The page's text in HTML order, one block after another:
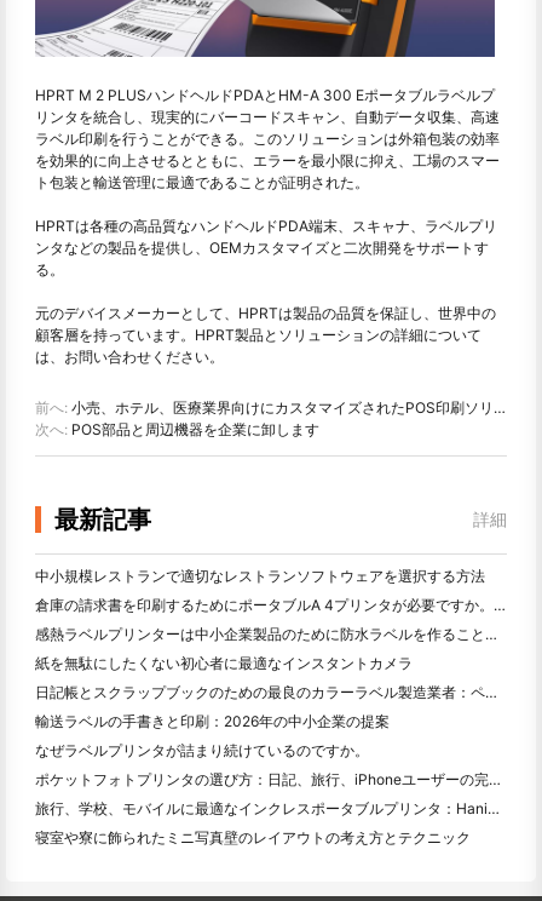
HPRT M 2 PLUSハンドヘルドPDAとHM-A 300 Eポータブルラベルプ
リンタを統合し、現実的にバーコードスキャン、自動データ収集、高速
ラベル印刷を行うことができる。このソリューションは外箱包装の効率
を効果的に向上させるとともに、エラーを最小限に抑え、工場のスマー
ト包装と輸送管理に最適であることが証明された。
HPRTは各種の高品質なハンドヘルドPDA端末、スキャナ、ラベルプリ
ンタなどの製品を提供し、OEMカスタマイズと二次開発をサポートす
る。
元のデバイスメーカーとして、HPRTは製品の品質を保証し、世界中の
顧客層を持っています。HPRT製品とソリューションの詳細について
は、お問い合わせください。
前へ: 小売、ホテル、医療業界向けにカスタマイズされたPOS印刷ソリューション
次へ: POS部品と周辺機器を企業に卸します
最新記事 詳細
中小規模レストランで適切なレストランソフトウェアを選択する方法
倉庫の請求書を印刷するためにポータブルA 4プリンタが必要ですか。何が本当に効果的なのか
感熱ラベルプリンターは中小企業製品のために防水ラベルを作ることができますか？
紙を無駄にしたくない初心者に最適なインスタントカメラ
日記帳とスクラップブックのための最良のカラーラベル製造業者：ページごとにさらに色を追加
輸送ラベルの手書きと印刷：2026年の中小企業の提案
なぜラベルプリンタが詰まり続けているのですか。
ポケットフォトプリンタの選び方：日記、旅行、iPhoneユーザーの完全ガイド
旅行、学校、モバイルに最適なインクレスポータブルプリンタ：Hanin MT 620 Pro評価
寝室や寮に飾られたミニ写真壁のレイアウトの考え方とテクニック